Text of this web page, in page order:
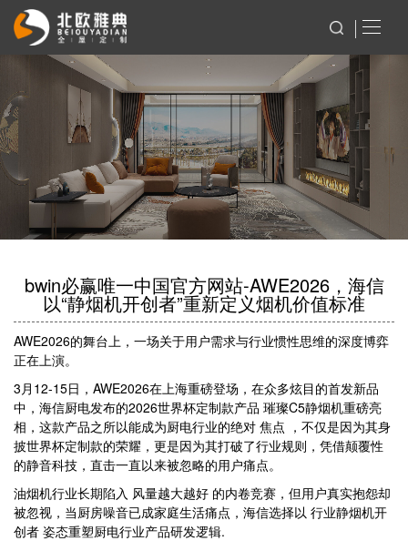
bwin必赢唯一中国官方网站-AWE2026，海信
以“静烟机开创者”重新定义烟机价值标准
AWE2026的舞台上，一场关于用户需求与行业惯性思维的深度博弈
正在上演。
3月12-15日，AWE2026在上海重磅登场，在众多炫目的首发新品
中，海信厨电发布的2026世界杯定制款产品 璀璨C5静烟机重磅亮
相，这款产品之所以能成为厨电行业的绝对 焦点 ，不仅是因为其身
披世界杯定制款的荣耀，更是因为其打破了行业规则，凭借颠覆性
的静音科技，直击一直以来被忽略的用户痛点。
油烟机行业长期陷入 风量越大越好 的内卷竞赛，但用户真实抱怨却
被忽视，当厨房噪音已成家庭生活痛点，海信选择以 行业静烟机开
创者 姿态重塑厨电行业产品研发逻辑.